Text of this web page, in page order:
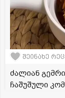
შეინახე
ძალიან
ჩაშუშული